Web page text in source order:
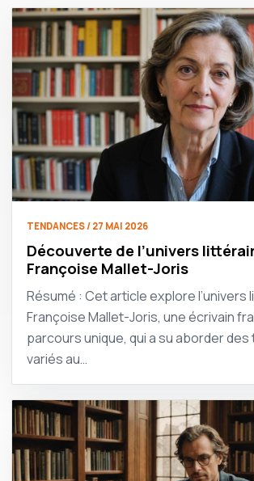
TENDANCES / 27 MAI 2026
Découverte de l’univers
Françoise Mallet-Joris
Résumé : Cet article explore l’univers
Françoise Mallet-Joris, une écrivain
parcours unique, qui a su aborder des
variés au…